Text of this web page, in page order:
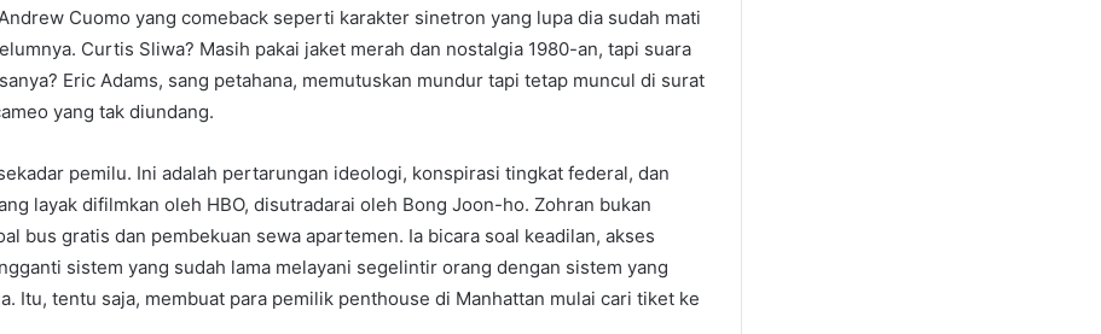
Cuomo yang comeback seperti karakter sinetron yang lupa dia sudah mati
Curtis Sliwa? Masih pakai jaket merah dan nostalgia 1980-an, tapi suara
Eric Adams, sang petahana, memutuskan mundur tapi tetap muncul di surat
yang tak diundang.
pemilu. Ini adalah pertarungan ideologi, konspirasi tingkat federal, dan
layak difilmkan oleh HBO, disutradarai oleh Bong Joon-ho. Zohran bukan
bus gratis dan pembekuan sewa apartemen. Ia bicara soal keadilan, akses
sistem yang sudah lama melayani segelintir orang dengan sistem yang
Itu, tentu saja, membuat para pemilik penthouse di Manhattan mulai cari tiket ke